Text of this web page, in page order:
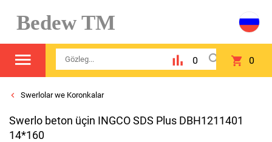
Bedew TM
0 0
Swerlolar we Koronkalar
Swerlo beton üçin INGCO SDS Plus DBH1211401
14*160